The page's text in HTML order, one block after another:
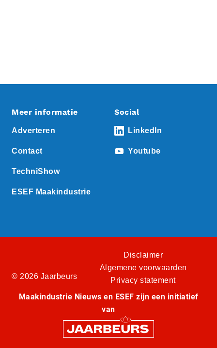
Meer informatie
Adverteren
Contact
TechniShow
ESEF Maakindustrie
Social
LinkedIn
Youtube
© 2026 Jaarbeurs
Disclaimer
Algemene voorwaarden
Privacy statement
Maakindustrie Nieuws en ESEF zijn een initiatief
van